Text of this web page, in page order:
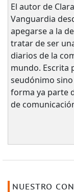
El autor de
Vanguardia
apegarse a la
tratar de ser
diarios de la
mundo. Escrita
seudónimo
forma ya parte
de
NUESTRO